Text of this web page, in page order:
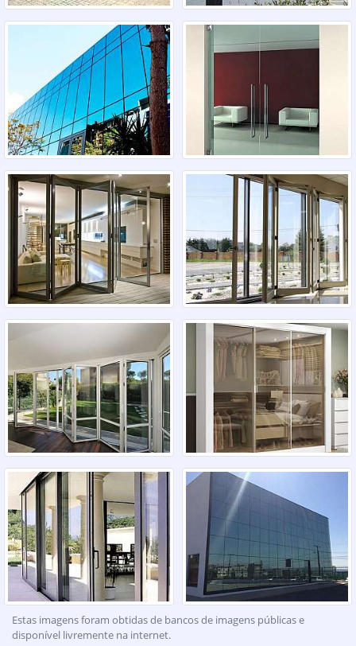
Estas imagens foram obtidas de bancos de imagens públicas e
disponível livremente na internet.